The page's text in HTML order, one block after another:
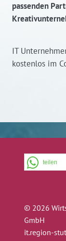
passenden
IT
kostenlos im
teilen
© 2026
GmbH
it.region-